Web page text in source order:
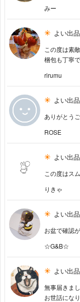
みー
よい出
この度は素
梱包も丁寧
rirumu
よい出
ありがとう
ROSE
よい出
この度はス
りきゃ
よい出
お盆で確認
☆G&B☆
よい出
無事届きま
お世話にな